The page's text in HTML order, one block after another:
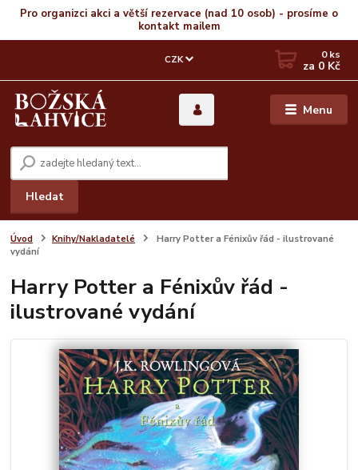
Pro organizci akci a větší rezervace (nad 10 osob) - prosíme o
kontakt mailem
Menu
CZK
Hledat
0ks
za 0 Kč
Úvod Knihy/Nakladatelé
Harry Potter a Fénixův řád - ilustrované
vydání
Harry Potter a Fénixův řád -
ilustrované vydání